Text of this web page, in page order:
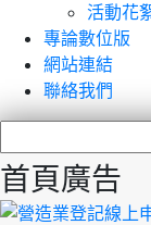
活動花
專論數位版
網站連結
聯絡我們
首頁廣告